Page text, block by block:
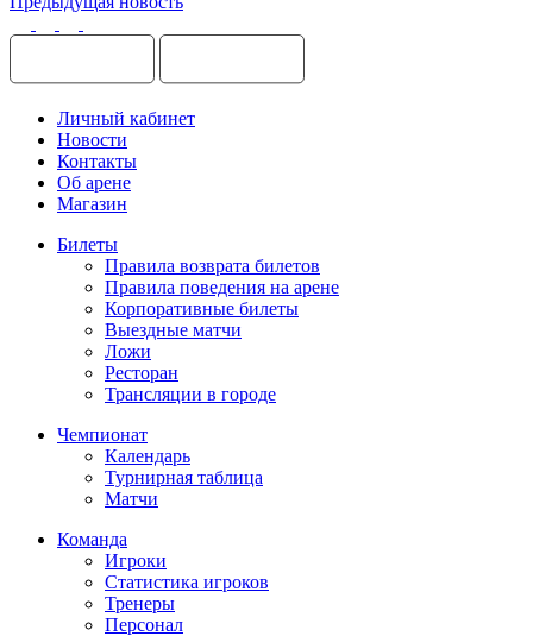
Личный кабинет
Новости
Контакты
Об арене
Магазин
Билеты
Правила возврата билетов
Правила поведения на арене
Корпоративные билеты
Выездные матчи
Ложи
Ресторан
Трансляции в городе
Чемпионат
Календарь
Турнирная таблица
Матчи
Команда
Игроки
Статистика игроков
Тренеры
Персонал